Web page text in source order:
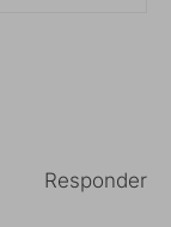
Responder